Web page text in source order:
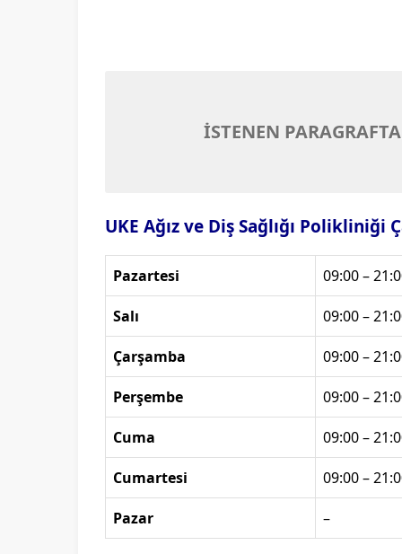
İSTENEN
UKE Ağız ve Diş Sağlığı Polikliniği
Pazartesi 09:00 –
Salı 09:00 –
Çarşamba 09:00 –
Perşembe 09:00 –
Cuma 09:00 –
Cumartesi 09:00 –
Pazar –